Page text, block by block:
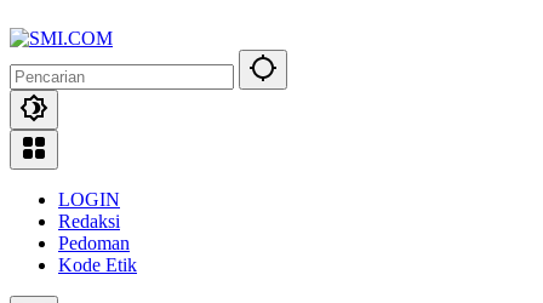
ke
konten
LOGIN
Redaksi
Pedoman
Kode Etik